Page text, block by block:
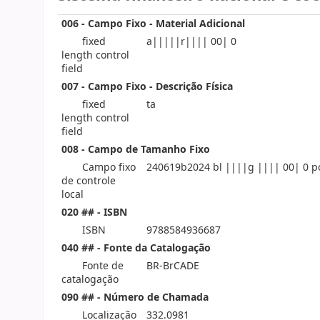
006 - Campo Fixo - Material Adicional
fixed
length control
field
a|||||r|||| 00| 0
007 - Campo Fixo - Descrição Física
fixed
length control
field
ta
008 - Campo de Tamanho Fixo
Campo fixo
de controle
local
240619b2024 bl ||||g |||| 00| 0
020 ## - ISBN
ISBN
9788584936687
040 ## - Fonte da Catalogação
Fonte de
catalogação
BR-BrCADE
090 ## - Número de Chamada
Localização
332.0981